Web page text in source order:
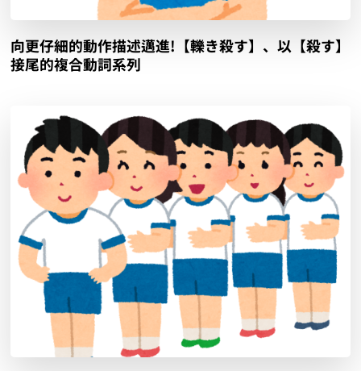
向更仔細的動作描述邁進!【轢き殺す】、以【殺す】
接尾的複合動詞系列